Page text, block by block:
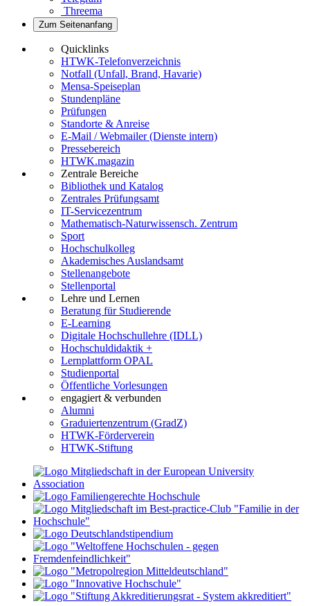
Threema
Zum Seitenanfang
Quicklinks
HTWK-Telefonverzeichnis
Notfall (Unfall, Brand, Havarie)
Mensa-Speiseplan
Stundenpläne
Prüfungen
Standorte & Anreise
E-Mail / Webmailer (Dienste intern)
Pressebereich
HTWK.magazin
Zentrale Bereiche
Bibliothek und Katalog
Zentrales Prüfungsamt
IT-Servicezentrum
Mathematisch-Naturwissensch. Zentrum
Sport
Hochschulkolleg
Akademisches Auslandsamt
Stellenangebote
Stellenportal
Lehre und Lernen
Beratung für Studierende
E-Learning
Digitale Hochschullehre (IDLL)
Hochschuldidaktik +
Lernplattform OPAL
Studienportal
Öffentliche Vorlesungen
engagiert & verbunden
Alumni
Graduiertenzentrum (GradZ)
HTWK-Förderverein
HTWK-Stiftung